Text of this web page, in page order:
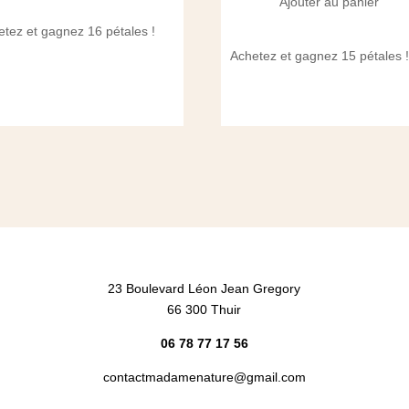
et gagnez 16 pétales !
Achetez et gagnez 15 pétales !
23 Boulevard Léon Jean Gregory
66 300 Thuir
06 78 77 17 56
contactmadamenature@gmail.com